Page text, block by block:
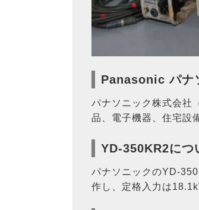
Panasonic パナ
パナソニック株式会社
品、電子機器、住宅設
YD-350KR2につ
パナソニックのYD-
作し、定格入力は